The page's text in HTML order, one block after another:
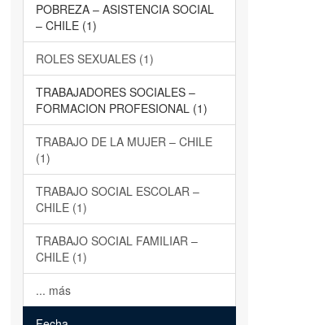
POBREZA – ASISTENCIA SOCIAL
– CHILE (1)
ROLES SEXUALES (1)
TRABAJADORES SOCIALES –
FORMACION PROFESIONAL (1)
TRABAJO DE LA MUJER – CHILE
(1)
TRABAJO SOCIAL ESCOLAR –
CHILE (1)
TRABAJO SOCIAL FAMILIAR –
CHILE (1)
... más